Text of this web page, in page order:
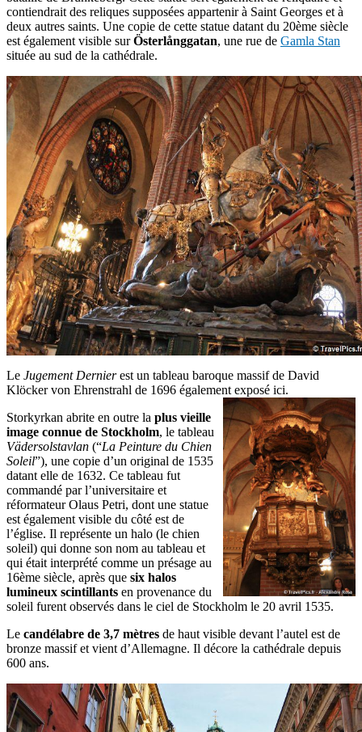
contiendrait des reliques supposées appartenir à Saint Georges et à
deux autres saints. Une copie de cette statue datant du 20ème siècle
est également visible surÖsterlånggatan, une rue de Gamla Stan
située au sud de la cathédrale.
Le Jugement Dernierest un tableau baroque massif de David
Klöcker von Ehrenstrahl de 1696 également exposé ici.
Storkyrkan abrite en outre la plus vieille
image connue de Stockholm, le tableau
Vädersolstavlan (“La Peinture du Chien
Soleil”), une copie d’un original de 1535
datant elle de 1632. Ce tableau fut
commandé par l’universitaire et
réformateur Olaus Petri, dont une statue
est également visible du côté est de
l’église. Il représente un halo (le chien
soleil) qui donne son nom au tableau et
qui était interprété comme un présage au
16ème siècle, après que six halos
lumineux scintillants en provenance du
soleil furent observés dans le ciel de Stockholm le 20 avril 1535.
Le candélabre de 3,7 mètres de haut visible devant l’autel est de
bronze massif et vient d’Allemagne. Il décore la cathédrale depuis
600 ans.